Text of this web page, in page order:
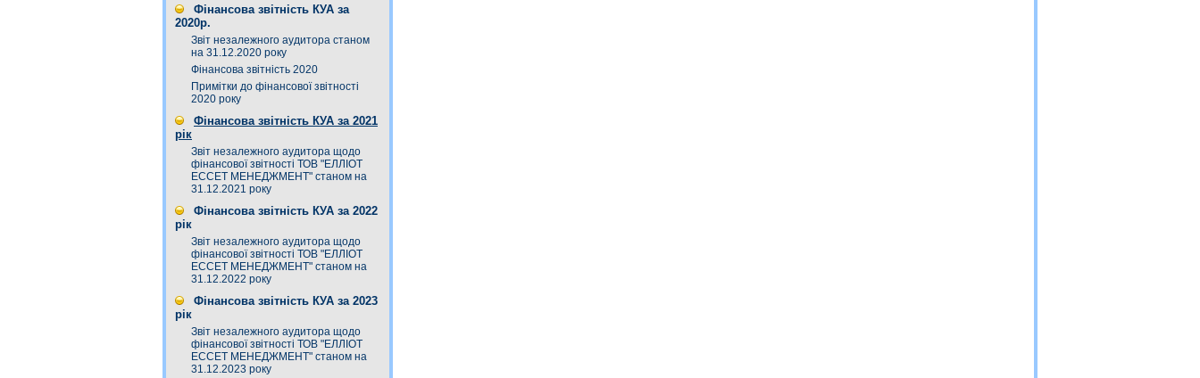
Фінансова звітність КУА за
2020р.
Звіт незалежного аудитора станом
на 31.12.2020 року
Фінансова звітність 2020
Примітки до фінансової звітності
2020 року
Фінансова звітність КУА за 2021
рік
Звіт незалежного аудитора щодо
фінансової звітності ТОВ "ЕЛЛІОТ
ЕССЕТ МЕНЕДЖМЕНТ" станом на
31.12.2021 року
Фінансова звітність КУА за 2022
рік
Звіт незалежного аудитора щодо
фінансової звітності ТОВ "ЕЛЛІОТ
ЕССЕТ МЕНЕДЖМЕНТ" станом на
31.12.2022 року
Фінансова звітність КУА за 2023
рік
Звіт незалежного аудитора щодо
фінансової звітності ТОВ "ЕЛЛІОТ
ЕССЕТ МЕНЕДЖМЕНТ" станом на
31.12.2023 року